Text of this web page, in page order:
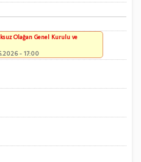
Olağan Genel Kurulu ve
- 17:00